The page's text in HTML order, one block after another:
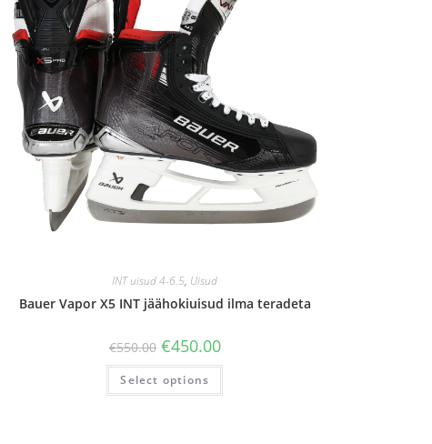
INT uisud 4-6.5, Uisud
Bauer Vapor X5 INT jäähokiuisud ilma teradeta
€550.00 €450.00
Select options